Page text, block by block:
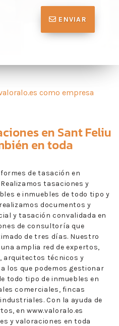
ENVIAR
como empresa
en Sant Feliu
en toda
de tasación en
tasaciones y
e inmuebles de todo tipo y
documentos y
y tasación convalidada en
de consultoría que
de tres días. Nuestro
amplia red de expertos,
arquitectos técnicos y
los que podemos gestionar
todo tipo de inmuebles en
comerciales, fincas
Con la ayuda de
en www.valoralo.es
y valoraciones en toda